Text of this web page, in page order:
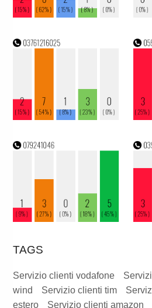
TAGS
Servizio clienti vodafone
wind
Servizio clienti tim
estero
Servizio clienti amazon